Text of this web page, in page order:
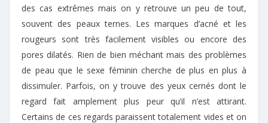
des cas extrêmes mais on y retrouve un peu de tout,
souvent des peaux ternes. Les marques d’acné et les
rougeurs sont très facilement visibles ou encore des
pores dilatés. Rien de bien méchant mais des problèmes
de peau que le sexe féminin cherche de plus en plus à
dissimuler. Parfois, on y trouve des yeux cernés dont le
regard fait amplement plus peur qu’il n’est attirant.
Certains de ces regards paraissent totalement vides et on